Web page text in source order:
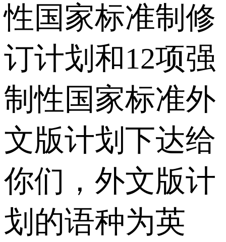
性国家标准制修
订计划和12项强
制性国家标准外
文版计划下达给
你们，外文版计
划的语种为英